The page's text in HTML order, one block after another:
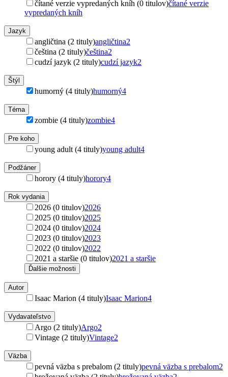
čítané verzie vypredaných kníh (0 titulov)čítané verzie
vypredaných kníh
Jazyk
angličtina (2 tituly)angličtina2
čeština (2 tituly)čeština2
cudzí jazyk (2 tituly)cudzí jazyk2
Štýl
humorný (4 tituly)humorný4
Téma
zombie (4 tituly)zombie4
Pre koho
young adult (4 tituly)young adult4
Podžáner
horory (4 tituly)horory4
Rok vydania
2026 (0 titulov)2026
2025 (0 titulov)2025
2024 (0 titulov)2024
2023 (0 titulov)2023
2022 (0 titulov)2022
2021 a staršie (0 titulov)2021 a staršie
Ďalšie možnosti
Autor
Isaac Marion (4 tituly)Isaac Marion4
Vydavateľstvo
Argo (2 tituly)Argo2
Vintage (2 tituly)Vintage2
Väzba
pevná väzba s prebalom (2 tituly)pevná väzba s prebalom2